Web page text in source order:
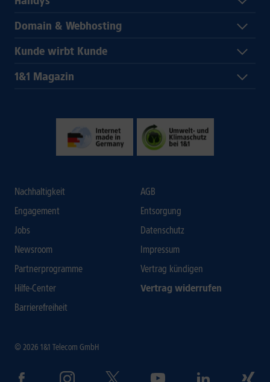
Domain & Webhosting
Kunde wirbt Kunde
1&1 Magazin
Nachhaltigkeit
Engagement
Jobs
Newsroom
Partnerprogramme
Hilfe-Center
Barrierefreiheit
AGB
Entsorgung
Datenschutz
Impressum
Vertrag kündigen
Vertrag widerrufen
© 2026 1&1 Telecom GmbH